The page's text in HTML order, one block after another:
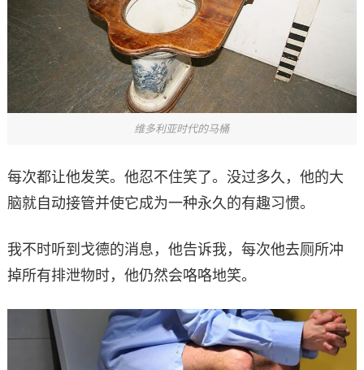
维多利亚时代的马桶
每次都让他发笑。他忍不住笑了。没过多久，他的大
脑就自动接管并使它成为一种永久的有趣习惯。
我不时听到戈德的消息，他告诉我，每次他去厕所冲
掉所有排泄物时，他仍然会咯咯地笑。